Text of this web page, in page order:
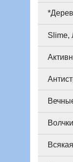
Slime,